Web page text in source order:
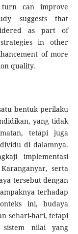
can improve
suggests that
as part of
in other
of more
quality.
bentuk perilaku
yang tidak
tetapi juga
di dalamnya.
implementasi
serta
tersebut dengan
terhadap
ini, budaya
sehari-hari, tetapi
nilai yang